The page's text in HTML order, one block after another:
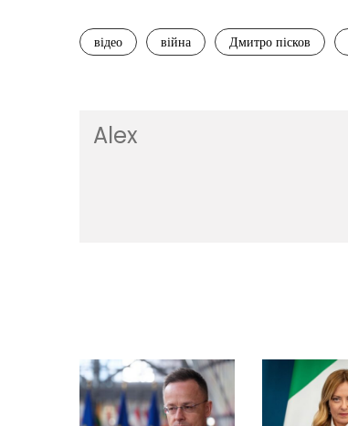
відео війна Дмитро пісков
Alex